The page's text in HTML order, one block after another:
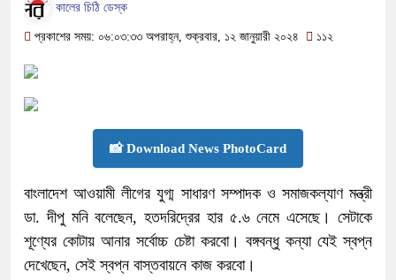
কালের চিঠি ডেস্ক
প্রকাশের সময়: ০৬:০৩:৩৩ অপরাহ্ন, শুক্রবার, ১২ জানুয়ারী ২০২৪ ১১২
📸 Download News PhotoCard
বাংলাদেশ আওয়ামী লীগের যুগ্ম সাধারণ সম্পাদক ও সমাজকল্যাণ মন্ত্রী
ডা. দীপু মনি বলেছেন, হতদরিদ্রের হার ৫.৬ নেমে এসেছে। সেটাকে
শূণ্যের কোটায় আনার সর্বোচ্চ চেষ্টা করবো। বঙ্গবন্ধু কন্যা যেই স্বপ্ন
দেখেছেন, সেই স্বপ্ন বাস্তবায়নে কাজ করবো।